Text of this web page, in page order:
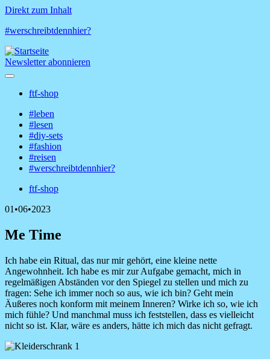
Direkt zum Inhalt
#werschreibtdennhier?
Newsletter abonnieren
Menü
ftf-shop
Hauptnavigation
#leben
#lesen
#diy-sets
#fashion
#reisen
#werschreibtdennhier?
Menü
ftf-shop
01•06•2023
Me Time
Ich habe ein Ritual, das nur mir gehört, eine kleine nette
Angewohnheit. Ich habe es mir zur Aufgabe gemacht, mich in
regelmäßigen Abständen vor den Spiegel zu stellen und mich zu
fragen: Sehe ich immer noch so aus, wie ich bin? Geht mein
Äußeres noch konform mit meinem Inneren? Wirke ich so, wie ich
mich fühle? Und manchmal muss ich feststellen, dass es vielleicht
nicht so ist. Klar, wäre es anders, hätte ich mich das nicht gefragt.
Image